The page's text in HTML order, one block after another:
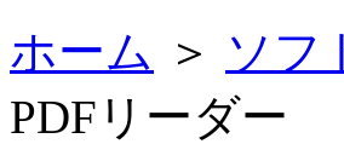
ホーム ＞ ソフ
PDFリーダー